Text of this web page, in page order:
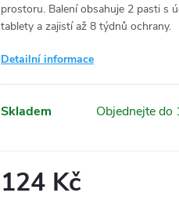
prostoru. Balení obsahuje 2 pasti s
tablety a zajistí až 8 týdnů ochrany.
Detailní informace
Skladem
124 Kč